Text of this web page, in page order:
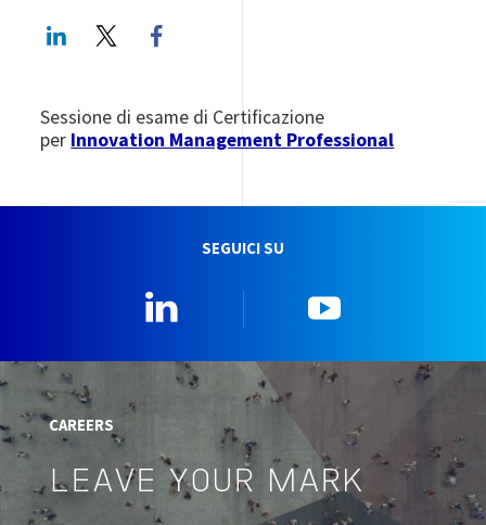
LinkedInTwitter
Sessione di esame di Certificazione
per Innovation Management Professional
SEGUICI SU
CAREERS
LEAVE YOUR MARK